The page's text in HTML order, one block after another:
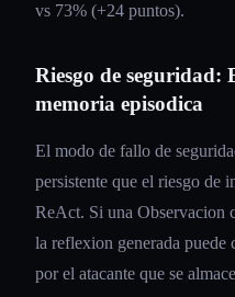
vs 73% (+24 puntos).
Riesgo de seguridad:
memoria episodica
El modo de fallo de
persistente que el riesgo de
ReAct. Si una Observacion
la reflexion generada
por el atacante que se